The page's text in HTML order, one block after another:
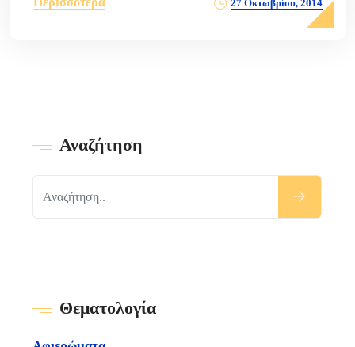
27 Οκτωβρίου, 2014
Αναζήτηση
Θεματολογία